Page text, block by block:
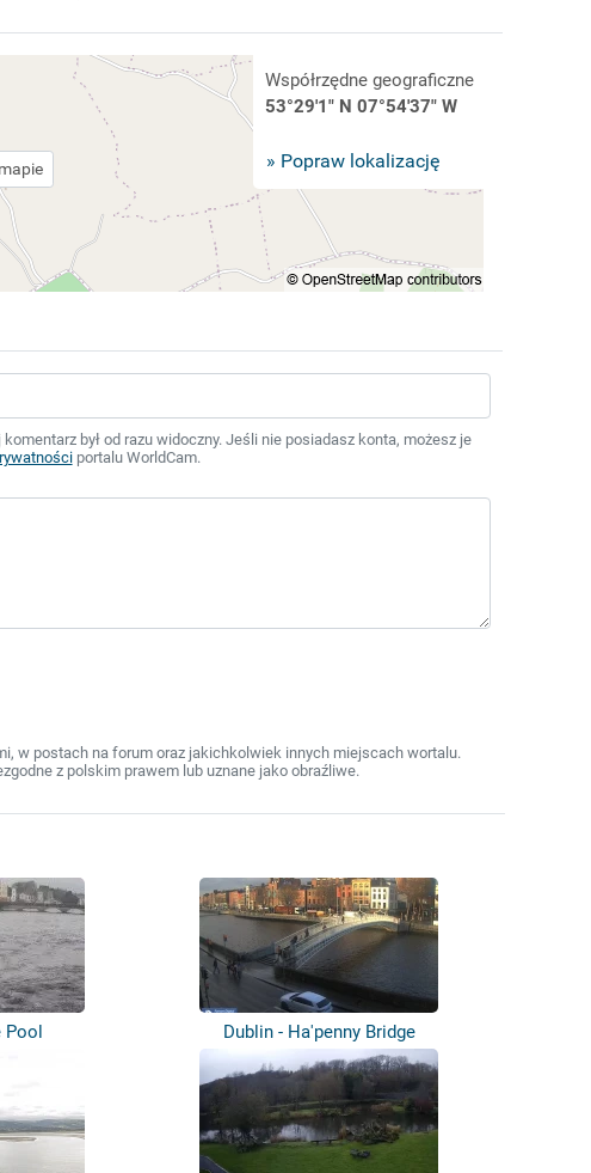
Współrzędne geograficzne
53°29'1" N 07°54'37" W
» Popraw lokalizację
był od razu widoczny. Jeśli nie posiadasz konta, możesz je
portalu WorldCam.
w postach na forum oraz jakichkolwiek innych miejscach wortalu.
z polskim prawem lub uznane jako obraźliwe.
Pool Dublin - Ha'penny Bridge